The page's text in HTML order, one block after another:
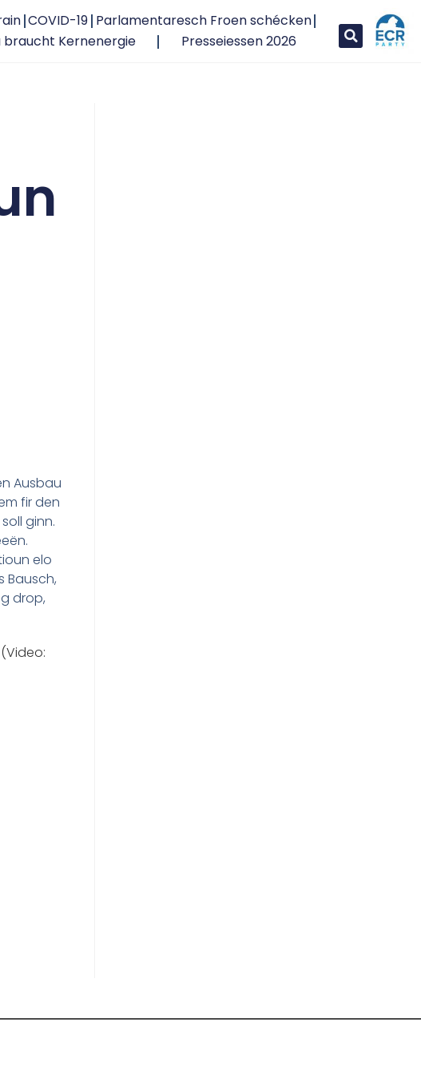
COVID-19 Parlamentaresch Froen schécken
braucht Kernenergie Presseiessen 2026
Ausbau
fir den
ginn.
elo
Bausch,
drop,